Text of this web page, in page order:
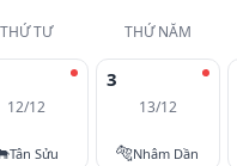
THỨ TƯ THỨ NĂM
12/12
Tân Sửu
3
13/12
🐅Nhâm Dần